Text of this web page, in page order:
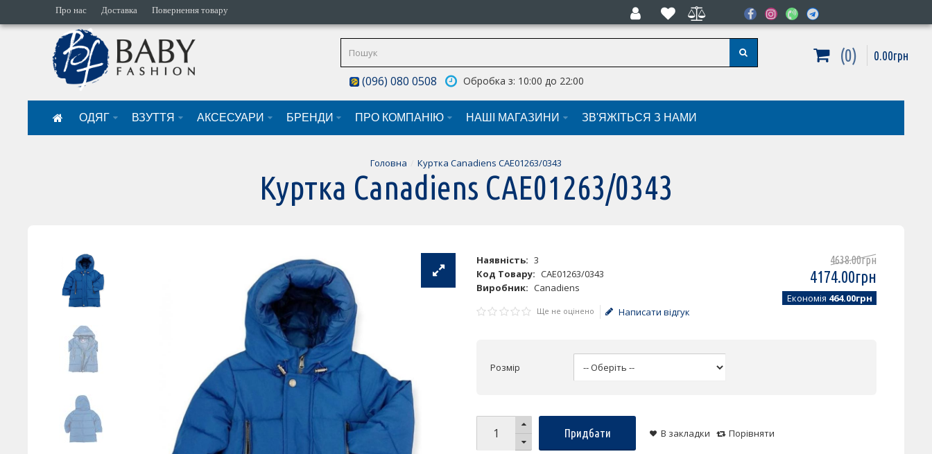
Про нас Доставка Повернення товару
(096) 080 0508 Обробка з: 10:00 до 22:00
0 0.00грн
ОДЯГ ВЗУТТЯ АКСЕСУАРИ БРЕНДИ ПРО КОМПАНІЮ НАШI МАГАЗИНИ ЗВ'ЯЖІТЬСЯ З НАМИ
Головна Куртка Canadiens CAE01263/0343
Куртка Canadiens CAE01263/0343
Наявність: 3
Код Товару: CAE01263/0343
Виробник: Canadiens
4638.00грн
4174.00грн
Економія 464.00грн
Ще не оцінено Написати відгук
Розмір
Придбати В закладки Порівняти